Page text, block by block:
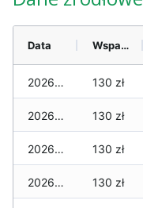
Data Wsparcie
2026-08-08 130 zł
2026-08-07 130 zł
2026-08-06 130 zł
2026-08-05 130 zł